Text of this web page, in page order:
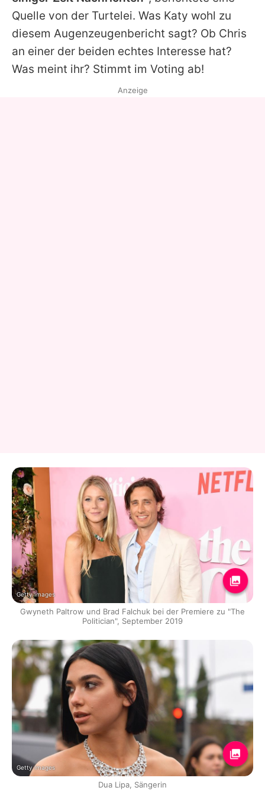
Quelle von der Turtelei. Was Katy wohl zu
diesem Augenzeugenbericht sagt? Ob Chris
an einer der beiden echtes Interesse hat?
Was meint ihr? Stimmt im Voting ab!
Anzeige
Getty Images
Gwyneth Paltrow und Brad Falchuk bei der Premiere zu "The
Politician", September 2019
Getty Images
Dua Lipa, Sängerin